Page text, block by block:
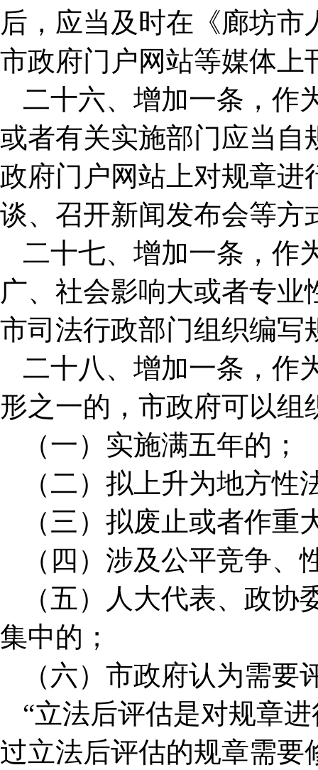
后，应当及时在《廊坊
市政府门户网站等媒体上
二十六、增加一条，作
或者有关实施部门应当自
政府门户网站上对规章进
谈、召开新闻发布会等方
二十七、增加一条，作
广、社会影响大或者专
市司法行政部门组织编写
二十八、增加一条，作
形之一的，市政府可以组
（一）实施满五年的；
（二）拟上升为地方性
（三）拟废止或者作重
（四）涉及公平竞争
（五）人大代表、政
集中的；
（六）市政府认为需要
“立法后评估是对规章
过立法后评估的规章需要